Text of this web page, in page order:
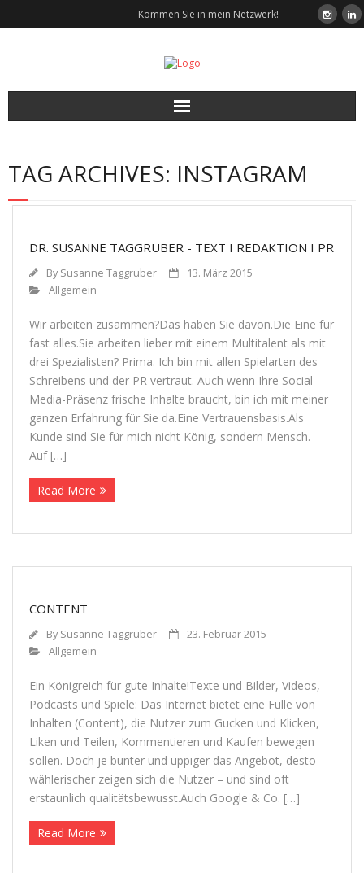
Kommen Sie in mein Netzwerk!
Leistungen
Kontakt
TAG ARCHIVES: INSTAGRAM
DR. SUSANNE TAGGRUBER - TEXT I REDAKTION I PR
By Susanne Taggruber
13. März 2015
Allgemein
Wir arbei­ten zusammen?Das haben Sie davon.Die Eine für
fast alles.Sie arbei­ten lie­ber mit einem Mul­ti­ta­lent als mit
drei Spe­zia­lis­ten? Prima. Ich bin mit allen Spiel­ar­ten des
Schrei­bens und der PR ver­traut. Auch wenn Ihre Social-
Media-Prä­­senz fri­sche Inhalte braucht, bin ich mit mei­ner
gan­zen Erfah­rung für Sie da.Eine Vertrauensbasis.Als
Kunde sind Sie für mich nicht König, son­dern Mensch.
Auf […]
Read More
CONTENT
By Susanne Taggruber
23. Februar 2015
Allgemein
Ein König­reich für gute Inhalte!Texte und Bil­der, Videos,
Pod­casts und Spiele: Das Inter­net bie­tet eine Fülle von
Inhal­ten (Con­tent), die Nut­zer zum Gucken und Kli­cken,
Liken und Tei­len, Kom­men­tie­ren und Kau­fen bewe­gen
sol­len. Doch je bun­ter und üppi­ger das Ange­bot, desto
wäh­le­ri­scher zei­gen sich die Nut­zer – und sind oft
erstaun­lich qualitätsbewusst.Auch Google & Co. […]
Read More